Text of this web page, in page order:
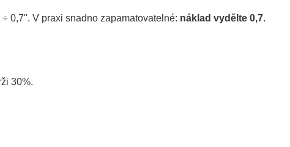
0,7". V praxi snadno zapamatovatelné: náklad vydělte 0,7.
30%.